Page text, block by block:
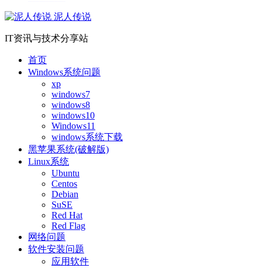
泥人传说
IT资讯与技术分享站
首页
Windows系统问题
xp
windows7
windows8
windows10
Windows11
windows系统下载
黑苹果系统(破解版)
Linux系统
Ubuntu
Centos
Debian
SuSE
Red Hat
Red Flag
网络问题
软件安装问题
应用软件